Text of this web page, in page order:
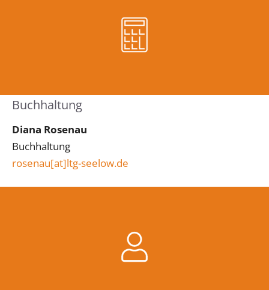
Buchhaltung
Diana Rosenau
Buchhaltung
rosenau[at]ltg-seelow.de